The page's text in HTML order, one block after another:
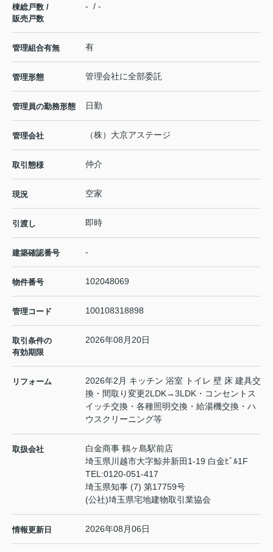
棟総戸数 /
販売戸数
- / -
管理組合有無 有
管理形態 管理会社に全部委託
管理員の勤務形態 日勤
管理会社 （株）大京アステージ
取引態様 仲介
現況 空家
引渡し 即時
建築確認番号 -
物件番号 102048069
管理コード 100108318898
取引条件の
有効期限
2026年08月20日
リフォーム
2026年2月 キッチン 浴室 トイレ 壁 床 建具交
換・間取り変更2LDK→3LDK・コンセントス
イッチ交換・各種照明交換・給湯機交換・ハ
ウスクリーニング等
取扱会社
白金商事 鶴ヶ島駅前店
埼玉県川越市大字鯨井新田1-19 白金ﾋﾞﾙ1F
TEL:0120-051-417
埼玉県知事 (7) 第17759号
(公社)埼玉県宅地建物取引業協会
情報更新日 2026年08月06日